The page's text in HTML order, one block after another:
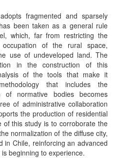
fragmented and sparsely
been taken as a general rule
which, far from restricting the
of the rural space,
use of undeveloped land. The
in the construction of this
of the tools that make it
that includes the
of normative bodies becomes
of administrative collaboration
the production of residential
of this study is to corroborate the
normalization of the diffuse city,
in Chile, reinforcing an advanced
beginning to experience.